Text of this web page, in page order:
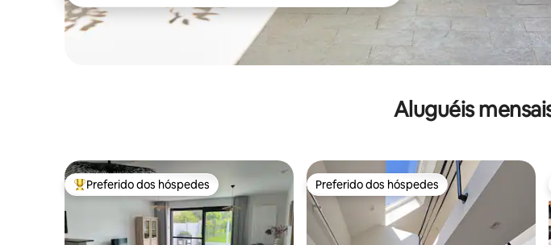
Aluguéis
Entre os melhores preferidos dos hóspedes
Preferido dos hóspedes Preferido dos hóspedes
Preferido dos hóspedes